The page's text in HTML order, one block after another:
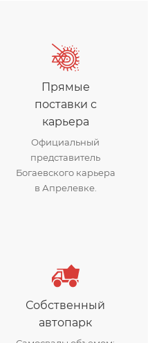
Прямые
поставки с
карьера
Официальный
представитель
Богаевского карьера
в Апрелевке.
Собственный
автопарк